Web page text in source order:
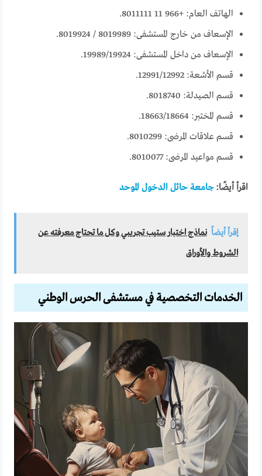
الهاتف العام: +966 11 8011111.
الإسعاف من خارج المستشفى: 8019989 / 8019924.
الإسعاف من داخل المستشفى: 19989/19924.
قسم الأشعة: 12991/12992.
قسم الصيدلة: 8018740.
قسم المختبر: 18663/18664.
قسم علاقات المرضى: 8010299.
قسم مواعيد المرضى: 8010077.
اقرأ أيضًا:جامعة حائل الدخول الموحد
إقرأ أيضاً نماذج اختبار ستيب تجريبي وكل ما تحتاج معرفته عن
الشروط والأوراق
الخدمات التخصصية في مستشفى الحرس الوطني